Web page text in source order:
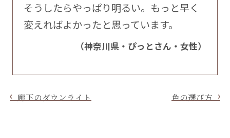
そうしたらやっぱり明るい。もっと早く
変えればよかったと思っています。
（神奈川県・ぴっとさん・女性）
廊下のダウンライト 色の選び方